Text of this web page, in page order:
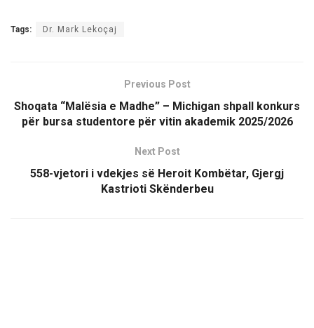
Tags: Dr. Mark Lekoçaj
Previous Post
Shoqata “Malësia e Madhe” – Michigan shpall konkurs
për bursa studentore për vitin akademik 2025/2026
Next Post
558-vjetori i vdekjes së Heroit Kombëtar, Gjergj
Kastrioti Skënderbeu